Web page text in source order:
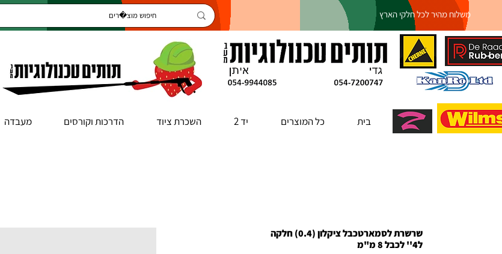
משלוח מהיר לכל חלקי הארץ
בית כל המוצרים יד 2 השכרת ציוד הדרכות וקורסים מעבדה
שרשרת לסמארטכבל ציקלון (0.4) חלקה
ל4'' לכבל 8 מ"מ